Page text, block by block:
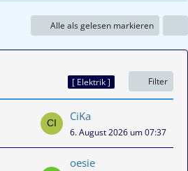
Alle als gelesen markieren
[ Elektrik ] Filter
CiKa
6. August 2026 um 07:37
oesie